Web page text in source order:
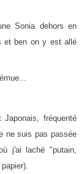
Sonia dehors en
et ben on y est allé
fréquenté
ne suis pas passée
j'ai laché "putain,